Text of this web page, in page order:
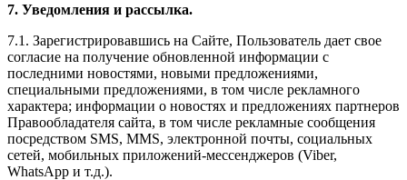
7. Уведомления и рассылка.
7.1. Зарегистрировавшись на Сайте, Пользователь дает свое
согласие на получение обновленной информации с
последними новостями, новыми предложениями,
специальными предложениями, в том числе рекламного
характера; информации о новостях и предложениях партнеров
Правообладателя сайта, в том числе рекламные сообщения
посредством SMS, MMS, электронной почты, социальных
сетей, мобильных приложений-мессенджеров (Viber,
WhatsApp и т.д.).